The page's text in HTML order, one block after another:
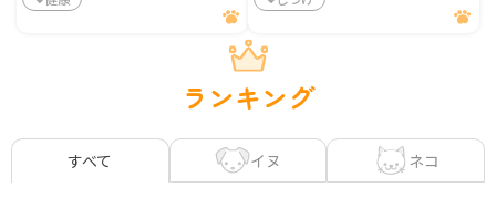
ランキング
すべて イヌ ネコ